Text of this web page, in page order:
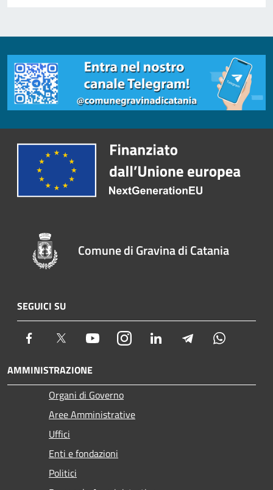
Comune di Gravina di Catania
SEGUICI SU
Facebook Twitter YoutubeInstagram LinkedIn Telegram
AMMINISTRAZIONE
Organi di Governo
Aree Amministrative
Uffici
Enti e fondazioni
Politici